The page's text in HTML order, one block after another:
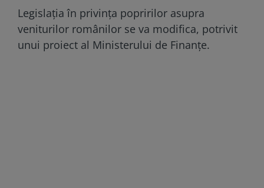
Legislația în privința popririlor asupra
veniturilor românilor se va modifica, potrivit
unui proiect al Ministerului de Finanțe.